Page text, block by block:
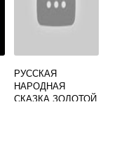
РУССКАЯ
НАРОДНАЯ
СКАЗКА ЗОЛОТОЙ